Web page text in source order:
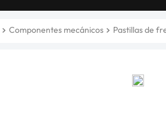
Componentes mecánicos Pastillas de